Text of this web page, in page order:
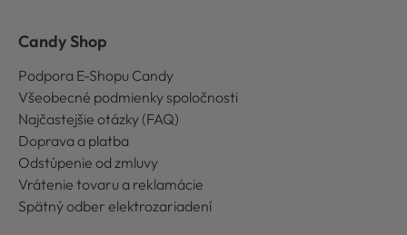
Candy Shop
Podpora E-Shopu Candy
Všeobecné podmienky spoločnosti
Najčastejšie otázky (FAQ)
Doprava a platba
Odstúpenie od zmluvy
Vrátenie tovaru a reklamácie
Spätný odber elektrozariadení